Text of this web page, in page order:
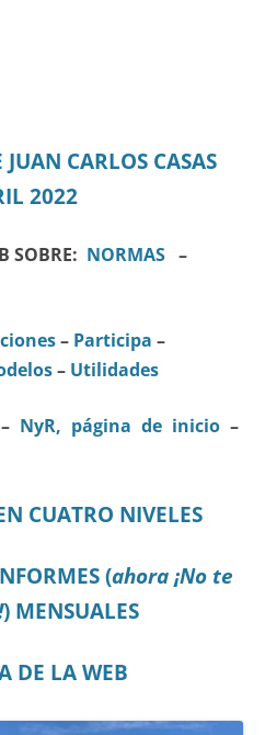
CARLOS CASAS
2022
SOBRE: NORMAS –
– Participa –
– Utilidades
– NyR, página de inicio –
CUATRO NIVELES
(ahora ¡No te
) MENSUALES
DE LA WEB